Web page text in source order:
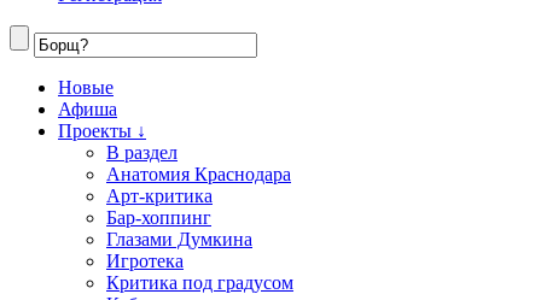
Новые
Афиша
Проекты ↓
В раздел
Анатомия Краснодара
Арт-критика
Бар-хоппинг
Глазами Думкина
Игротека
Критика под градусом